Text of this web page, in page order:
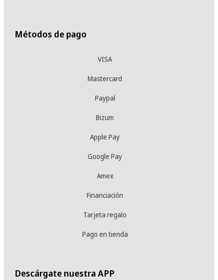
Métodos de pago
VISA
Mastercard
Paypal
Bizum
Apple Pay
Google Pay
Amex
Financiación
Tarjeta regalo
Pago en tienda
Descárgate nuestra APP